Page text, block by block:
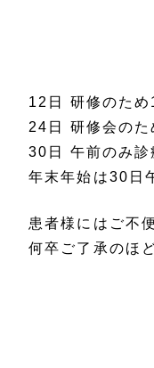
12日 研修のた
24日 研修会のた
30日 午前のみ診
年末年始は30日
患者様にはご不
何卒ご了承のほ